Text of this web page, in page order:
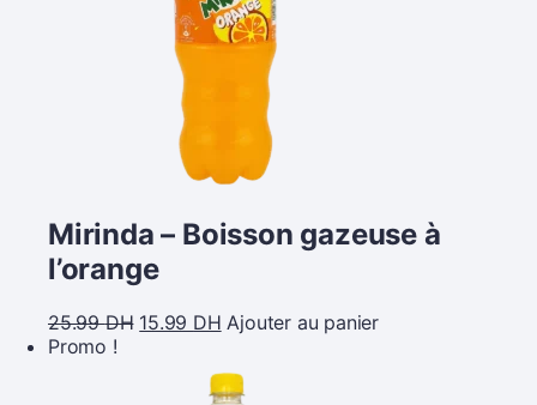
Mirinda – Boisson gazeuse à
l’orange
25.99DH 15.99 DH Ajouter au panier
Promo !